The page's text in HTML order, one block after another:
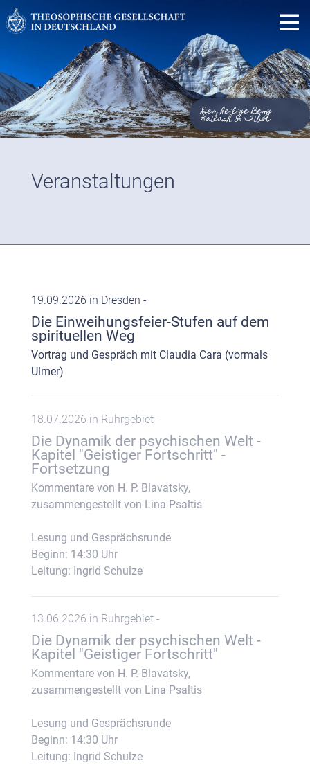
Der heilige Berg
Kailash in Tibet
Veranstaltungen
19.09.2026 in Dresden -
Die Einweihungsfeier-Stufen auf dem
spirituellen Weg
Vortrag und Gespräch mit Claudia Cara (vormals
Ulmer)
18.07.2026 in Ruhrgebiet -
Die Dynamik der psychischen Welt -
Kapitel "Geistiger Fortschritt" -
Fortsetzung
Kommentare von H. P. Blavatsky,
zusammengestellt von Lina Psaltis
Lesung und Gesprächsrunde
Beginn: 14:30 Uhr
Leitung: Ingrid Schulze
13.06.2026 in Ruhrgebiet -
Die Dynamik der psychischen Welt -
Kapitel "Geistiger Fortschritt"
Kommentare von H. P. Blavatsky,
zusammengestellt von Lina Psaltis
Lesung und Gesprächsrunde
Beginn: 14:30 Uhr
Leitung: Ingrid Schulze